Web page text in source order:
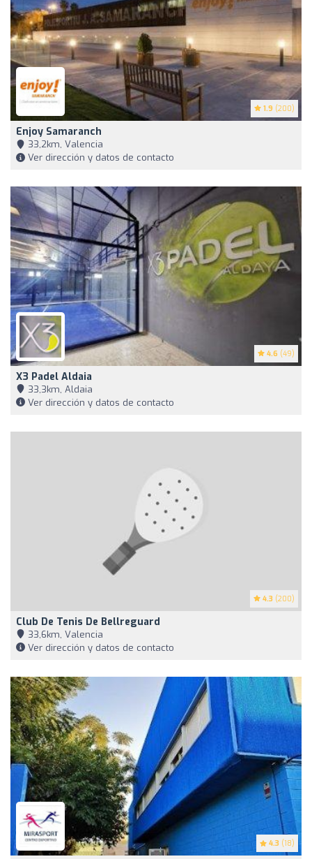
1.9 (200)
Enjoy Samaranch
33,2km, Valencia
Ver dirección y datos de contacto
4.6 (49)
X3 Padel Aldaia
33,3km, Aldaia
Ver dirección y datos de contacto
4.3 (200)
Club De Tenis De Bellreguard
33,6km, Valencia
Ver dirección y datos de contacto
4.3 (18)